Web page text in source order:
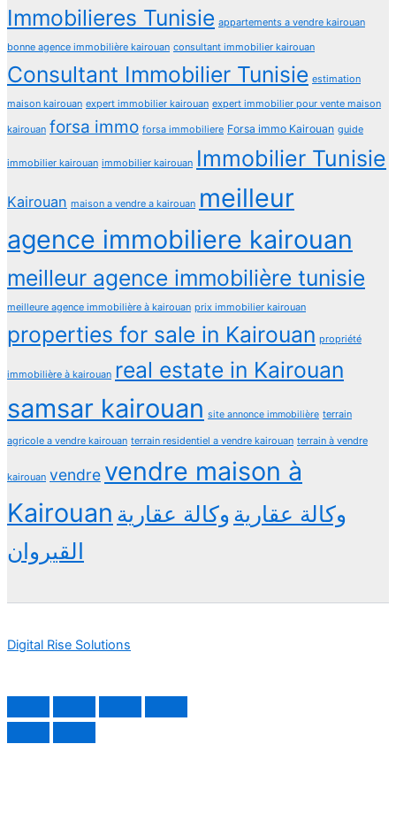
Immobilieres Tunisie appartements a vendre kairouan
bonne agence immobilière kairouan consultant immobilier kairouan
Consultant Immobilier Tunisie estimation
maison kairouan expert immobilier kairouan expert immobilier pour vente maison
kairouan forsa immo forsa immobiliere Forsa immo Kairouan guide
immobilier kairouan immobilier kairouan Immobilier Tunisie
Kairouan maison a vendre a kairouan meilleur
agence immobiliere kairouan
meilleur agence immobilière tunisie
meilleure agence immobilière à kairouan prix immobilier kairouan
properties for sale in Kairouan propriété
immobilière à kairouan real estate in Kairouan
samsar kairouan site annonce immobilière terrain
agricole a vendre kairouan terrain residentiel a vendre kairouan terrain à vendre
kairouan vendre vendre maison à
Kairouan
وكالة عقارية وكالة عقارية
القيروان
Digital Rise Solutions